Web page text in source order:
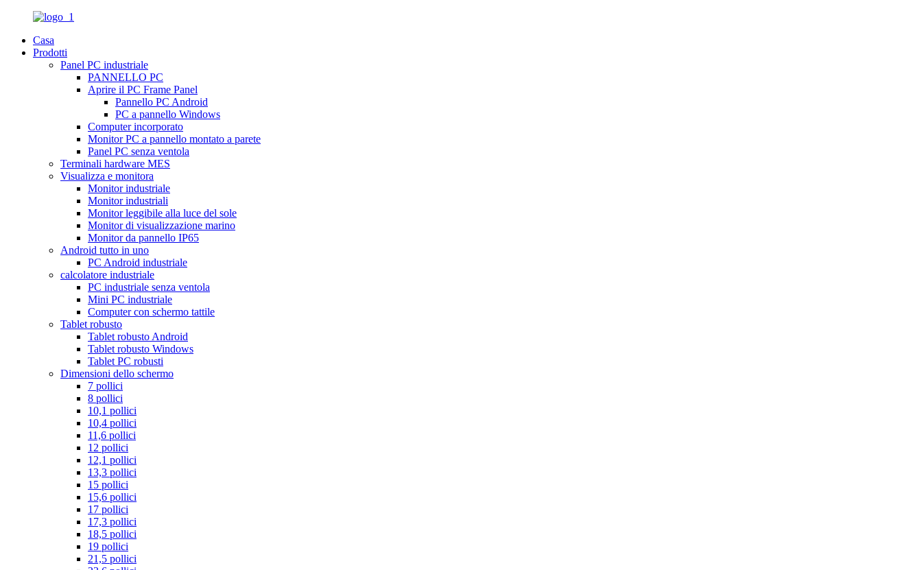
Casa
Prodotti
Panel PC industriale
PANNELLO PC
Aprire il PC Frame Panel
Pannello PC Android
PC a pannello Windows
Computer incorporato
Monitor PC a pannello montato a parete
Panel PC senza ventola
Terminali hardware MES
Visualizza e monitora
Monitor industriale
Monitor industriali
Monitor leggibile alla luce del sole
Monitor di visualizzazione marino
Monitor da pannello IP65
Android tutto in uno
PC Android industriale
calcolatore industriale
PC industriale senza ventola
Mini PC industriale
Computer con schermo tattile
Tablet robusto
Tablet robusto Android
Tablet robusto Windows
Tablet PC robusti
Dimensioni dello schermo
7 pollici
8 pollici
10,1 pollici
10,4 pollici
11,6 pollici
12 pollici
12,1 pollici
13,3 pollici
15 pollici
15,6 pollici
17 pollici
17,3 pollici
18,5 pollici
19 pollici
21,5 pollici